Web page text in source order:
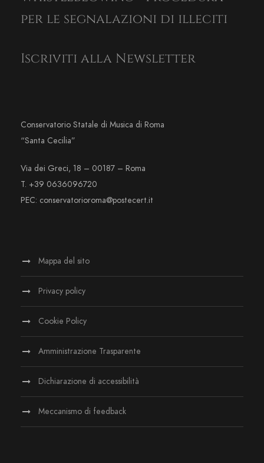
per le segnalazioni di illeciti
Iscriviti alla Newsletter
Conservatorio Statale di Musica di Roma
“Santa Cecilia”
Via dei Greci, 18 – 00187 – Roma
T. +39 0636096720
PEC: conservatorioroma@postecert.it
Mappa del sito
Privacy policy
Cookie Policy
Amministrazione Trasparente
Dichiarazione di accessibilità
Meccanismo di feedback